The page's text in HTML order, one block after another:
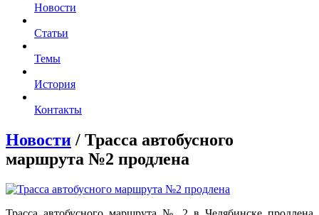
Новости
Статьи
Темы
История
Контакты
Новости / Трасса автобусного
маршрута №2 продлена